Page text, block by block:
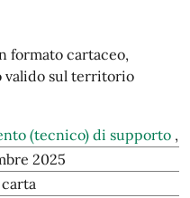
formato cartaceo,
valido sul territorio
(tecnico) di supporto ,
2025